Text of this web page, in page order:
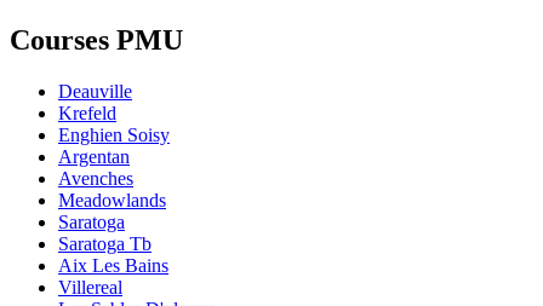
Courses PMU
Deauville
Krefeld
Enghien Soisy
Argentan
Avenches
Meadowlands
Saratoga
Saratoga Tb
Aix Les Bains
Villereal